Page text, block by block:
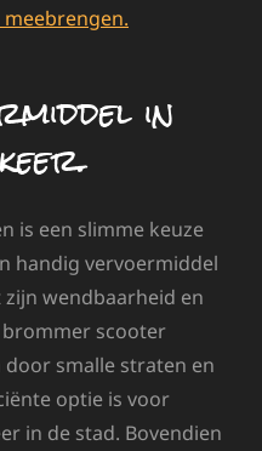
in
is een slimme keuze
handig vervoermiddel
wendbaarheid en
scooter
smalle straten en
optie is voor
in de stad. Bovendien